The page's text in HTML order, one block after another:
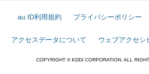
au ID利用規約 プライバシーポリシー
アクセスデータについて ウェブアクセシ
COPYRIGHT © KDDI CORPORATION. ALL